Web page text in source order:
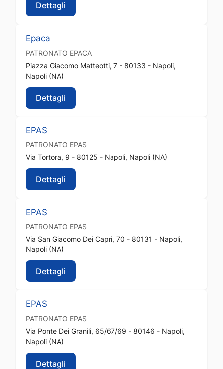
Dettagli
Epaca
PATRONATO EPACA
Piazza Giacomo Matteotti, 7 - 80133 - Napoli,
Napoli (NA)
Dettagli
EPAS
PATRONATO EPAS
Via Tortora, 9 - 80125 - Napoli, Napoli (NA)
Dettagli
EPAS
PATRONATO EPAS
Via San Giacomo Dei Capri, 70 - 80131 - Napoli,
Napoli (NA)
Dettagli
EPAS
PATRONATO EPAS
Via Ponte Dei Granili, 65/67/69 - 80146 - Napoli,
Napoli (NA)
Dettagli